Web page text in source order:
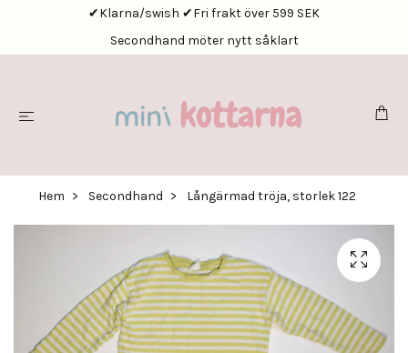
✔Klarna/swish ✔Fri frakt över 599 SEK
Secondhand möter nytt såklart
Hem Secondhand Långärmad tröja, storlek 122